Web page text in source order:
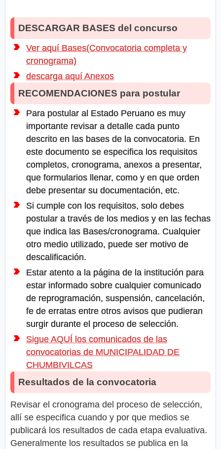
DESCARGAR BASES del concurso
Ver aquí Bases(Convocatoria completa y
cronograma)
descarga aquí Anexos
RECOMENDACIONES para postular
Para postular al Estado Peruano es muy
importante revisar a detalle cada punto
descrito en las bases de la convocatoria. En
este documento se especifica los requisitos
completos, cronograma, anexos a presentar,
que formularios llenar, como y en que orden
debe presentar su documentación, etc.
Si cumple con los requisitos, solo debes
postular a través de los medios y en las fechas
que indica las Bases/cronograma. Cualquier
otro medio utilizado, puede ser motivo de
descalificación.
Estar atento a la página de la institución para
estar informado sobre cualquier comunicado
de reprogramación, suspensión, cancelación,
fe de erratas entre otros avisos que pudieran
surgir durante el proceso de selección.
Sigue AQUÍ los comunicados de las
convocatorias de MUNICIPALIDAD DE
CHUMBIVILCAS
Resultados de la convocatoria
Revisar el cronograma del proceso de selección,
allí se especifica cuando y por que medios se
publicará los resultados de cada etapa evaluativa.
Generalmente los resultados se publica en la